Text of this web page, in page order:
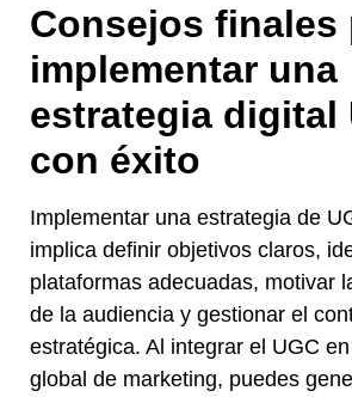
Consejos finales
implementar una
estrategia digital
con éxito
Implementar una estrategia de
implica definir objetivos claros,
plataformas adecuadas, motivar
de la audiencia y gestionar el
estratégica. Al integrar el UGC
global de marketing, puedes